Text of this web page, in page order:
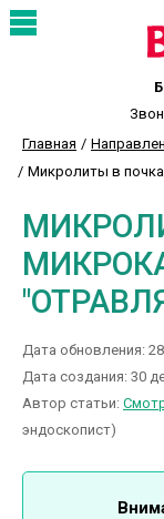
Главная
Микролиты в
Дата обновления:
Дата создания: 30
Автор статьи:
эндоскопист)